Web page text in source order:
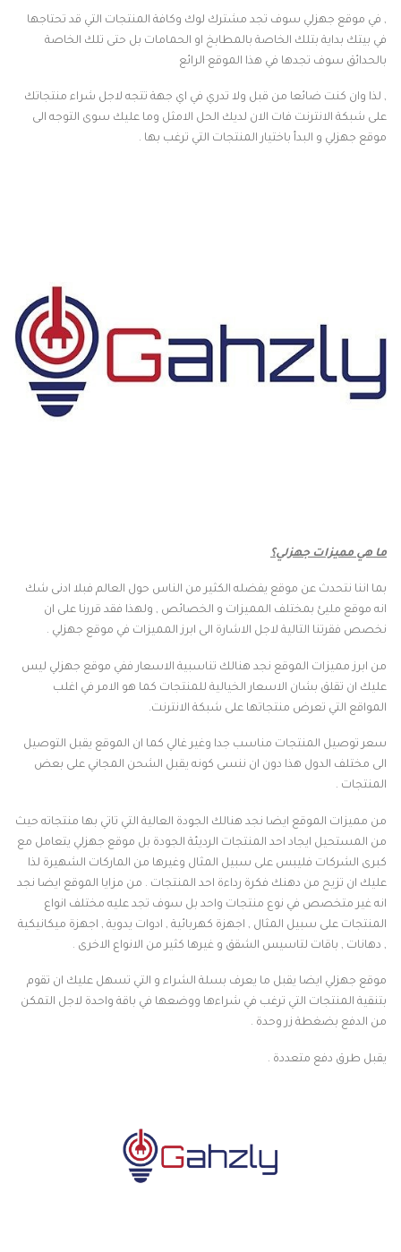
, في موقع جهزلي سوف تجد مشترك لوك وكافة المنتجات التي قد تحتاجها
في بيتك بداية بتلك الخاصة بالمطابخ او الحمامات بل حتى تلك الخاصة
بالحدائق سوف تجدها في هذا الموقع الرائع
, لذا وان كنت ضائعا من قبل ولا تدري في اي جهة تتجه لاجل شراء منتجاتك
على شبكة الانترنت فات الان لديك الحل الامثل وما عليك سوى التوجه الى
موقع جهزلي و البدأ باختيار المنتجات التي ترغب بها .
ما هي مميزات جهزلي؟
بما اننا نتحدث عن موقع يفضله الكثير من الناس حول العالم فبلا ادنى شك
انه موقع مليئ بمختلف المميزات و الخصائص , ولهذا فقد قررنا على ان
نخصص فقرتنا التالية لاجل الاشارة الى ابرز المميزات في موقع جهزلي .
من ابرز مميزات الموقع نجد هنالك تناسبية الاسعار ففي موقع جهزلي ليس
عليك ان تقلق بشان الاسعار الخيالية للمنتجات كما هو الامر في اغلب
المواقع التي تعرض منتجاتها على شبكة الانترنت.
سعر توصيل المنتجات مناسب جدا وغير غالي كما ان الموقع يقبل التوصيل
الى مختلف الدول هذا دون ان ننسى كونه يقبل الشحن المجاني على بعض
المنتجات .
من مميزات الموقع ايضا نجد هنالك الجودة العالية التي تاتي بها منتجاته حيث
من المستحيل ايجاد احد المنتجات الرديئة الجودة بل موقع جهزلي يتعامل مع
كبرى الشركات فليبس على سبيل المثال وغيرها من الماركات الشهيرة لذا
عليك ان تزيح من دهنك فكرة رداءة احد المنتجات . من مزايا الموقع ايضا نجد
انه غير متخصص في نوع منتجات واحد بل سوف تجد عليه مختلف انواع
المنتجات على سبيل المثال , اجهزة كهربائية , ادوات يدوية , اجهزة ميكانيكية
, دهانات , باقات لتاسيس الشقق و غيرها كثير من الانواع الاخرى .
موقع جهزلي ايضا يقبل ما يعرف بسلة الشراء و التي تسهل عليك ان تقوم
بتنقية المنتجات التي ترغب في شراءها ووضعها في باقة واحدة لاجل التمكن
من الدفع بضغطة زر وحدة .
يقبل طرق دفع متعددة .